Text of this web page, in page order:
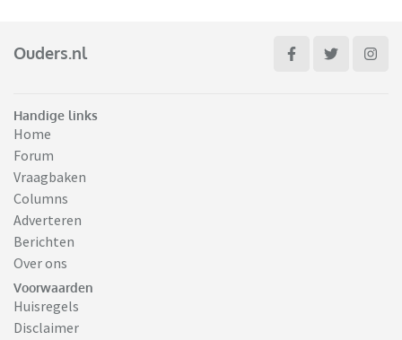
Ouders.nl
Handige links
Home
Forum
Vraagbaken
Columns
Adverteren
Berichten
Over ons
Voorwaarden
Huisregels
Disclaimer